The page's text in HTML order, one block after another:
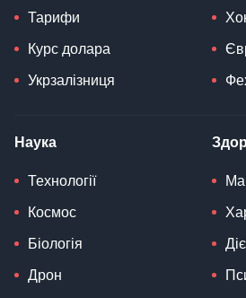
Тарифи
Курс долара
Укрзалізниця
Наука
Технології
Космос
Біологія
Дрон